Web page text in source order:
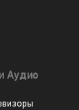
Аудио